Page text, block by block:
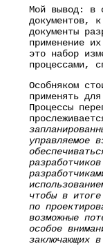
Мой вывод: в
документов,
документы
применение
это набор
процессами,
Особняком
применять
Процессы
управляемое
чтобы в
по
возможные
особое
заключающих